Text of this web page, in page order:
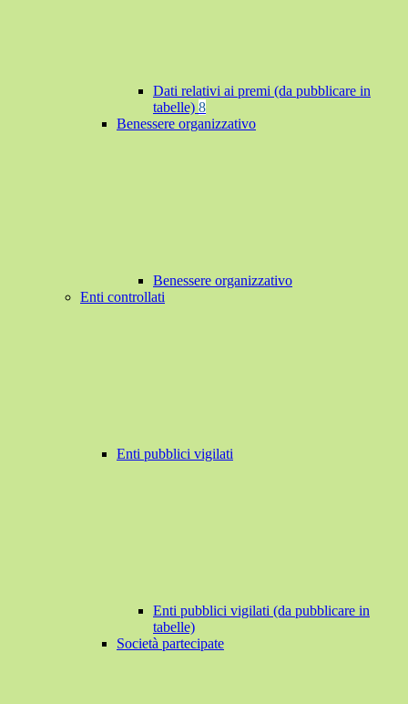
Dati relativi ai premi (da pubblicare in
tabelle) 8
Benessere organizzativo
Benessere organizzativo
Enti controllati
Enti pubblici vigilati
Enti pubblici vigilati (da pubblicare in
tabelle)
Società partecipate